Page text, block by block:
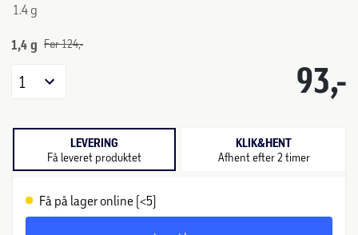
1.4 g
1,4 g Før 124,-
93,-
1
LEVERING
Få leveret produktet
KLIK&HENT
Afhent efter 2 timer
Få på lager online (<5)